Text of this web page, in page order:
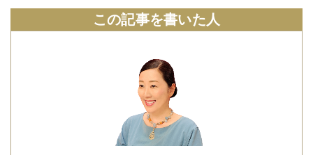
この記事を書いた人